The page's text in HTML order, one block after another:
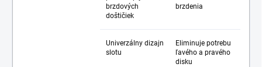
brzdových
doštičiek
brzdenia
Univerzálny dizajn
slotu
Eliminuje potrebu
ľavého a pravého
disku